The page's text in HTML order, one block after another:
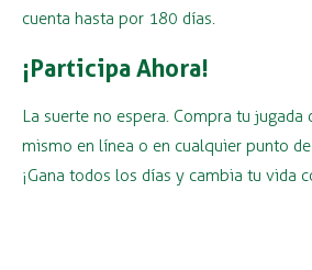
cuenta hasta por 180 días.
¡Participa Ahora!
La suerte no espera. Compra tu jugada
mismo en línea o en cualquier punto
¡Gana todos los días y cambia tu vida